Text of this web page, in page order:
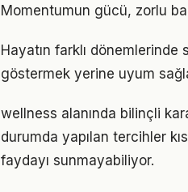
Momentumun gücü, zorlu
Hayatın farklı
göstermek yerine uyum
wellness alanında bilinçli
durumda yapılan tercihler
faydayı sunmayabiliyor.